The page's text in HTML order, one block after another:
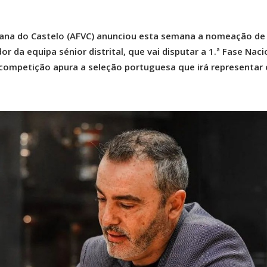
do Castelo (AFVC) anunciou esta semana a nomeação de
da equipa sénior distrital, que vai disputar a 1.ª Fase
competição apura a seleção portuguesa que irá representar